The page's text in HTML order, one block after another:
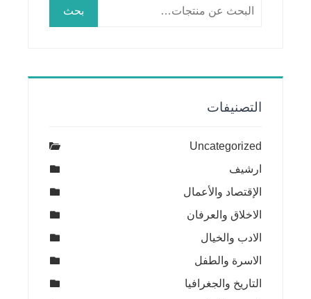
بحث
التصنيفات
Uncategorized
ارشيف
الإقتصاد والأعمال
الاخلاق والعرفان
الادب والخيال
الاسرة والطفل
التاريخ والجغرافيا